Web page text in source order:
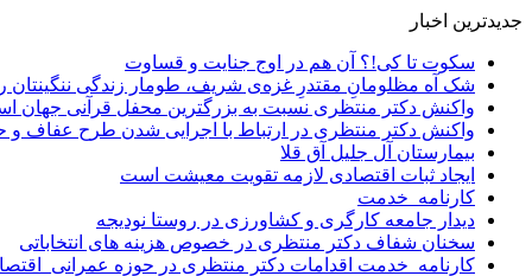
جدیدترین اخبار
سکوت تا کی!؟ آن هم در اوج جنایت و قساوت
شک آه مظلومانِ مقتدرِ غزه‌ی شریف، طومار زندگی ننگینتان
واکنش دکتر منتظری نسبت به بزرگترین محفل قرآنی جهان
واکنش دکتر منتظری در ارتباط با اجرایی شدن طرح عفاف و
بیمارستان آل جلیل آق قلا
ایجاد ثبات اقتصادی لازمه تقویت معیشت است
کارنامه_خدمت
دیدار جامعه کارگری و کشاورزی در روستا نودیجه
سخنان شفاف دکتر منتظری در خصوص هزینه های انتخاباتی
کارنامه_خدمت اقدامات دکتر منتظری در حوزه